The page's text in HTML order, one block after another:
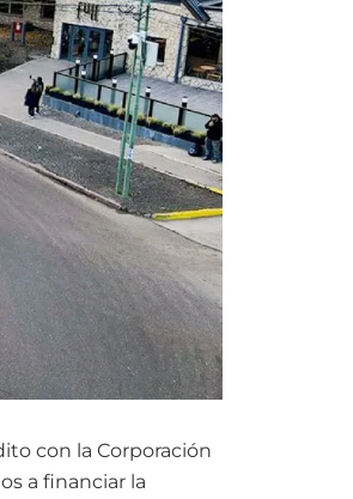
con la Corporación
a financiar la